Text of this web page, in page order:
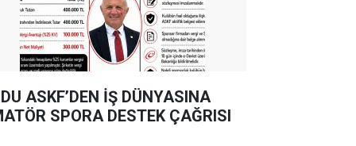
ASKF’DEN İŞ DÜNYASINA
SPORA DESTEK ÇAĞRISI